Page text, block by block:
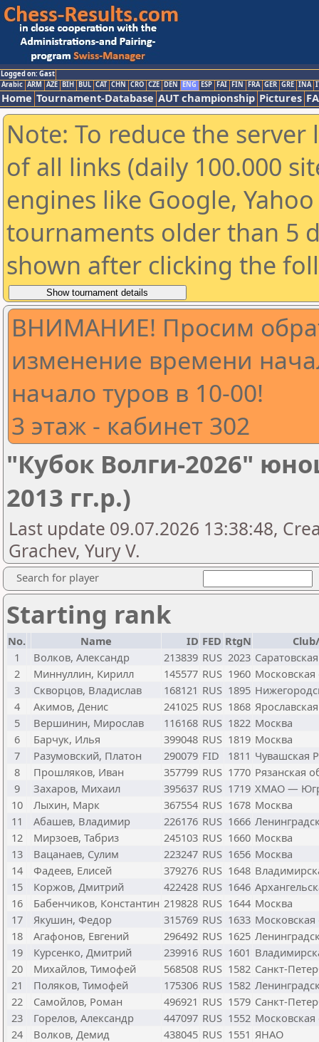
Logged on: Gast
Arabic ARM AZE BIH BUL CAT CHN CRO CZE DEN ENG ESP FAI FIN FRA GER GRE INA
Home Tournament-Database AUT championship Pictures
Note: To reduce the
of all links (daily 100.000
engines like Google,
tournaments older than 5
shown after clicking the
ВНИМАНИЕ! Просим
изменение времени
начало туров в 10-00!
3 этаж - кабинет 302
"Кубок Волги-2026"
2013 гг.р.)
Last update 09.07.2026 13:38:48,
Grachev, Yury V.
Search for player
Starting rank
No. Name ID FED RtgN
1
Волков, Александр 213839 RUS 2023
2
Миннуллин, Кирилл 145577 RUS 1960 Московская
3
Скворцов, Владислав 168121 RUS 1895
4
Акимов, Денис 241025 RUS 1868
5
Вершинин, Мирослав 116168 RUS 1822 Москва
6
Барчук, Илья 399048 RUS 1819 Москва
7
Разумовский, Платон 290079 FID 1811 Чувашская
8
Прошляков, Иван 357799 RUS 1770 Рязанская
9
Захаров, Михаил 395637 RUS 1719 ХМАО —
10
Лыхин, Марк 367554 RUS 1678 Москва
11
Абашев, Владимир 226176 RUS 1666
12
Мирзоев, Табриз 245103 RUS 1660 Москва
13
Вацанаев, Сулим 223247 RUS 1656 Москва
14
Фадеев, Елисей 379276 RUS 1648
15
Коржов, Дмитрий 422428 RUS 1646
16
Бабенчиков, Константин 219828 RUS 1644 Москва
17
Якушин, Федор 315769 RUS 1633 Московская
18
Агафонов, Евгений 296492 RUS 1625
19
Курсенко, Дмитрий 239916 RUS 1601
20
Михайлов, Тимофей 568508 RUS 1582 Санкт-
21
Поляков, Тимофей 175306 RUS 1582
22
Самойлов, Роман 496921 RUS 1579 Санкт-
23
Горелов, Александр 447097 RUS 1552 Московская
24
Волков, Демид 438045 RUS 1551 ЯНАО